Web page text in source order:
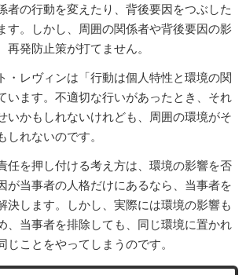
者の行動を変えたり、背後要因をつぶした
す。しかし、周囲の関係者や背後要因の影
再発防止策が打てません。
レヴィンは「行動は個人特性と環境の関
います。不適切な行いがあったとき、それ
いかもしれないけれども、周囲の環境がそ
しれないのです。
を押し付ける考え方は、環境の影響を否
が当事者の人格だけにあるなら、当事者を
決します。しかし、実際には環境の影響も
、当事者を排除しても、同じ環境に置かれ
じことをやってしまうのです。